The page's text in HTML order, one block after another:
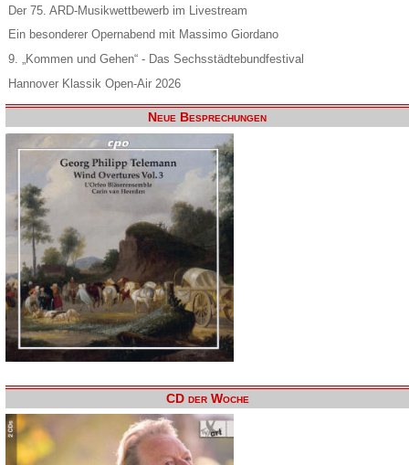
Der 75. ARD-Musikwettbewerb im Livestream
Ein besonderer Opernabend mit Massimo Giordano
9. „Kommen und Gehen“ - Das Sechsstädtebundfestival
Hannover Klassik Open-Air 2026
Neue Besprechungen
CD der Woche